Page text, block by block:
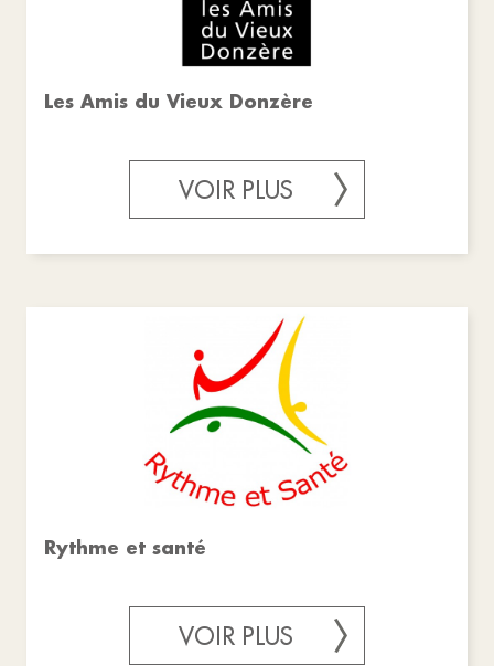
Les Amis du Vieux Donzère
VOIR PLUS
Rythme et santé
VOIR PLUS